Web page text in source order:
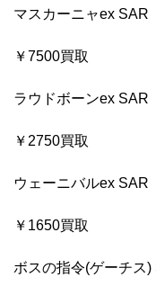
マスカーニャex SAR
￥7500買取
ラウドボーンex SAR
￥2750買取
ウェーニバルex SAR
￥1650買取
ボスの指令(ゲーチス)